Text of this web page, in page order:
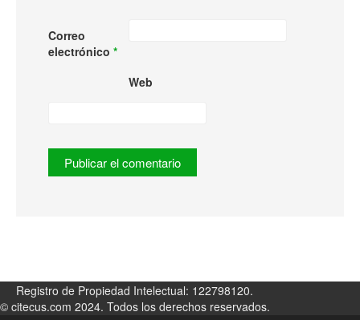
Correo
electrónico *
Web
Registro de Propiedad Intelectual: 122798120.
© citecus.com 2024. Todos los derechos reservados.